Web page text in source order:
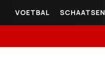
VOETBAL SCHAATSEN